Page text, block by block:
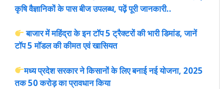
कृषि वैज्ञानिकों के पास बीज उपलब्ध, पढ़ें पूरी जानकारी..
बाजार में महिंद्रा के इन टॉप 5 ट्रैक्टरों की भारी डिमांड, जानें
टॉप 5 मॉडल की कीमत एवं खासियत
मध्य प्रदेश सरकार ने किसानों के लिए बनाई नई योजना, 2025
तक 50 करोड़ का प्रावधान किया